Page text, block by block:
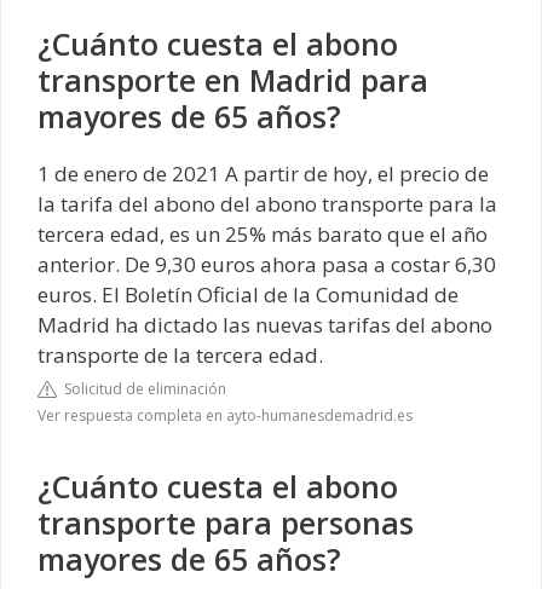
¿Cuánto cuesta el abono
transporte en Madrid para
mayores de 65 años?
1 de enero de 2021 A partir de hoy, el precio de
la tarifa del abono del abono transporte para la
tercera edad, es un 25% más barato que el año
anterior. De 9,30 euros ahora pasa a costar 6,30
euros. El Boletín Oficial de la Comunidad de
Madrid ha dictado las nuevas tarifas del abono
transporte de la tercera edad.
Solicitud de eliminación
Ver respuesta completa en ayto-humanesdemadrid.es
¿Cuánto cuesta el abono
transporte para personas
mayores de 65 años?